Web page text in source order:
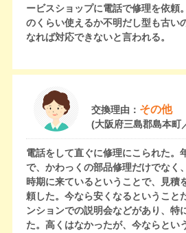
ービスショップに電話で修理を依頼
のくらい使えるか不明だし型も古い
なれば対応できないと言われる。
交換理由： その他
(大阪府三島郡島本町
電話をして直ぐに修理にこられた。
で、かわっくの部品修理だけでなく
時期に来ているということで、見積
頼した。今なら安くなるということ
ンションでの説明会などがあり、特
た。高くはなかったが、今ならとい